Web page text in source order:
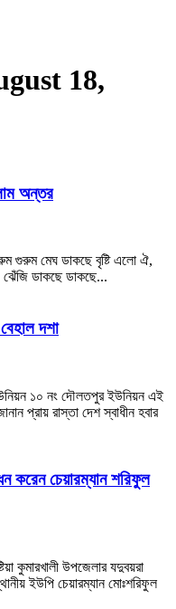
18,
অন্তর
গুরুম মেঘ ডাকছে বৃষ্টি এলো ঐ,
ঝেঁজি ডাকছে ডাকছে...
দশা
১০ নং দৌলতপুর ইউনিয়ন এই
প্রায় রাস্তা দেশ স্বাধীন হবার
করেন চেয়ারম্যান শরিফুল
কুমারখালী উপজেলার যদুবয়রা
ইউপি চেয়ারম্যান মোঃশরিফুল